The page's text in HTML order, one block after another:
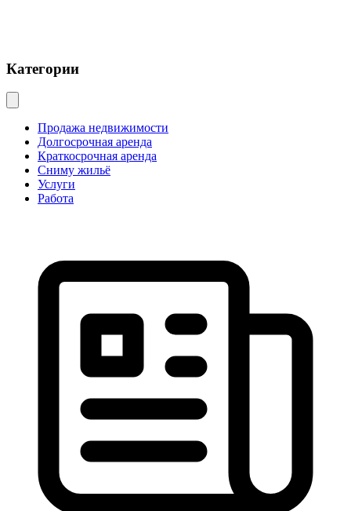
Категории
Продажа недвижимости
Долгосрочная аренда
Краткосрочная аренда
Сниму жильё
Услуги
Работа